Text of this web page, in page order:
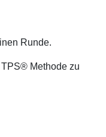
Runde.
Methode zu